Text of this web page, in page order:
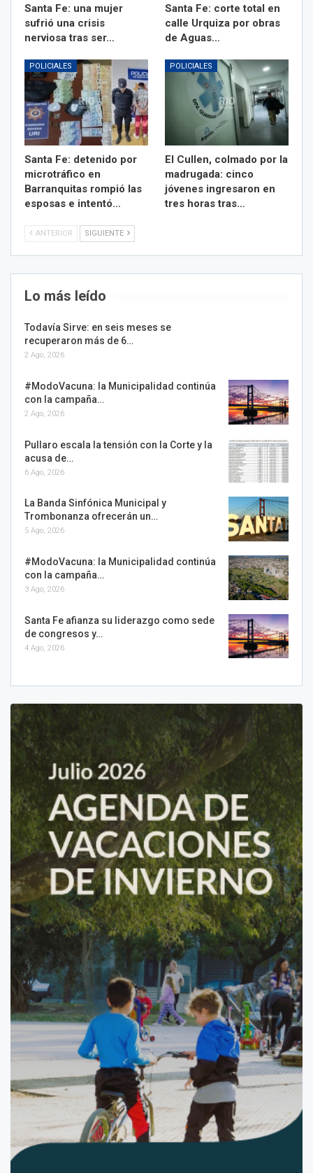
Santa Fe: una mujer
sufrió una crisis
nerviosa tras ser…
Santa Fe: corte total en
calle Urquiza por obras
de Aguas…
POLICIALES
Santa Fe: detenido por
microtráfico en
Barranquitas rompió las
esposas e intentó…
POLICIALES
El Cullen, colmado por la
madrugada: cinco
jóvenes ingresaron en
tres horas tras…
ANTERIOR SIGUIENTE
Lo más leído
Todavía Sirve: en seis meses se
recuperaron más de 6…
2 Ago, 2026
#ModoVacuna: la Municipalidad continúa
con la campaña…
2 Ago, 2026
Pullaro escala la tensión con la Corte y la
acusa de…
6 Ago, 2026
La Banda Sinfónica Municipal y
Trombonanza ofrecerán un…
5 Ago, 2026
#ModoVacuna: la Municipalidad continúa
con la campaña…
3 Ago, 2026
Santa Fe afianza su liderazgo como sede
de congresos y…
4 Ago, 2026